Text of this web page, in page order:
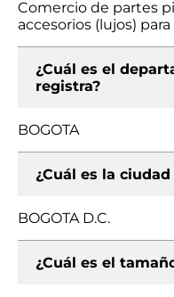
Comercio de partes
accesorios (lujos)
¿Cuál es el
registra?
BOGOTA
¿Cuál es la
BOGOTA D.C.
¿Cuál es el